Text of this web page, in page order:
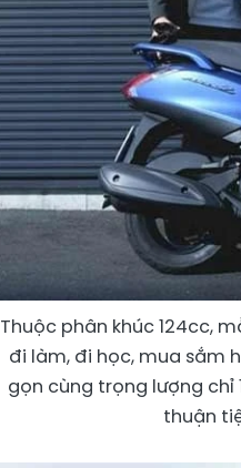
Thuộc phân khúc 124cc,
đi làm, đi học, mua sắm
gọn cùng trọng lượng chỉ
thuận